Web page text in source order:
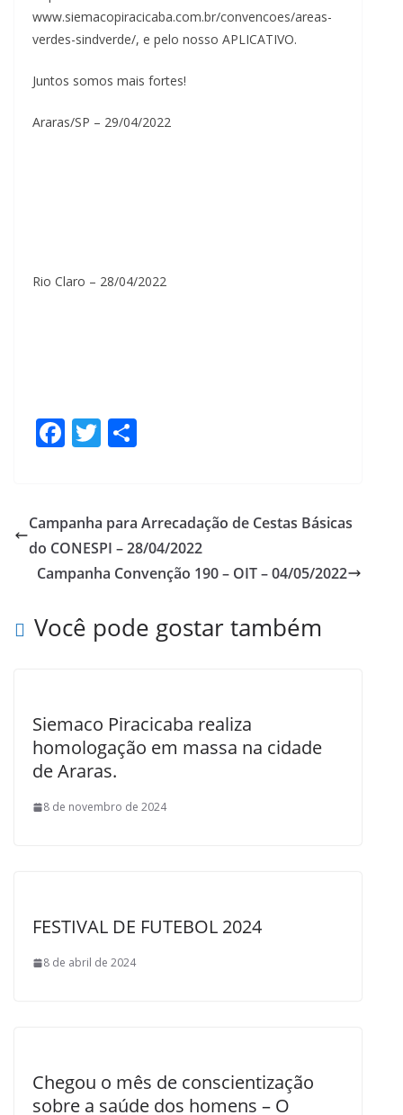
www.siemacopiracicaba.com.br/convencoes/areas-
verdes-sindverde/, e pelo nosso APLICATIVO.
Juntos somos mais fortes!
Araras/SP – 29/04/2022
Rio Claro – 28/04/2022
F
b
o
o
T
er e
Campanha para Arrecadação de Cestas Básicas
do CONESPI – 28/04/2022
Campanha Convenção 190 – OIT – 04/05/2022
Você pode gostar também
Siemaco Piracicaba realiza
homologação em massa na cidade
de Araras.
8 de novembro de 2024
FESTIVAL DE FUTEBOL 2024
8 de abril de 2024
Chegou o mês de conscientização
sobre a saúde dos homens – O